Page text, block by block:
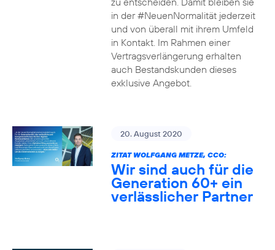
in der #NeuenNormalität jederzeit
und von überall mit ihrem Umfeld
in Kontakt. Im Rahmen einer
Vertragsverlängerung erhalten
auch Bestandskunden dieses
exklusive Angebot.
20. August 2020
ZITAT WOLFGANG METZE, CCO:
Wir sind auch für die
Generation 60+ ein
verlässlicher Partner